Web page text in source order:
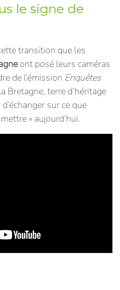
le signe de
transition que les
ont posé leurs caméras
de l’émission Enquêtes
Bretagne, terre d’héritage
sur ce que
» aujourd’hui.